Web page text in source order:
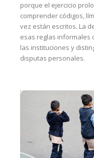
porque el ejercicio
comprender códigos,
vez están escritos. La
esas reglas informales
las instituciones y
disputas personales.